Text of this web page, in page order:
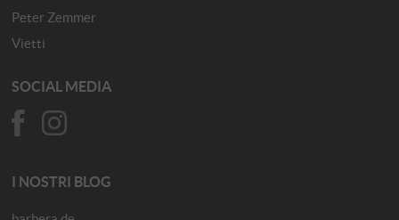
Peter Zemmer
Vietti
SOCIAL MEDIA
I NOSTRI BLOG